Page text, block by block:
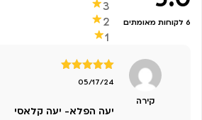
6 לקוחות מאומתים
3
2
1
קירה
דורג5 מתוך05/17/24
יעה הפלא- יעה קלאסי